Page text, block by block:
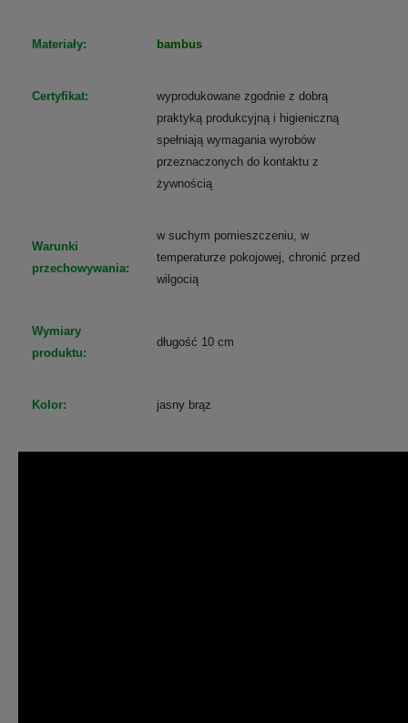
Materiały: bambus
Certyfikat:
wyprodukowane zgodnie z dobrą
praktyką produkcyjną i higieniczną
spełniają wymagania wyrobów
przeznaczonych do kontaktu z
żywnością
Warunki
przechowywania:
w suchym pomieszczeniu, w
temperaturze pokojowej, chronić przed
wilgocią
Wymiary
produktu:
długość 10 cm
Kolor: jasny brąz